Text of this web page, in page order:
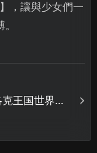
】，讓與少女們一
王国世界加
你順利冒險！